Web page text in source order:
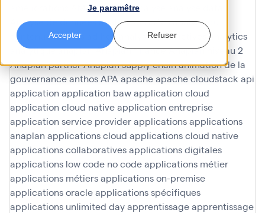
Je paramêtre
Accepter Refuser
AMOA Infinoéanalyse
Analyse de donnéesanalyse donnéesanalyse du
contenu
analyses ad hoc analyses predictives
analytics
analytiqueanaplanAnaplan financeAnaplan niveau 2
Anaplan partnerAnaplan supply chainanimation de la
gouvernanceanthosAPA apacheapache cloudstack api
application application bawapplication cloud
application cloud nativeapplication entreprise
application service providerapplicationsapplications
anaplan applications cloud applications cloud native
applications collaborativesapplications digitales
applications low code no codeapplications métier
applications métiersapplications on-premise
applications oracleapplications spécifiques
applications unlimited dayapprentissageapprentissage